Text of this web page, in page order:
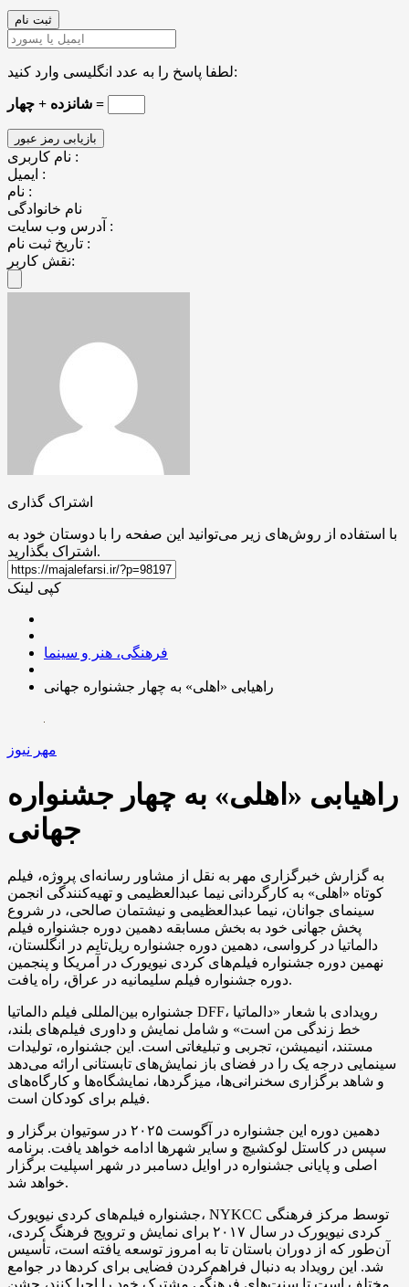
لطفا پاسخ را به عدد انگلیسی وارد کنید:
شانزده + چهار =
نام کاربری :
ایمیل :
نام :
نام خانوادگی
آدرس وب سایت :
تاریخ ثبت نام :
نقش کاربر:
اشتراک گذاری
با استفاده از روش‌های زیر می‌توانید این صفحه را با دوستان خود به
اشتراک بگذارید.
کپی لینک
فرهنگی، هنر و سینما
راهیابی «اهلی» به چهار جشنواره جهانی
مهر نیوز
راهیابی «اهلی» به چهار جشنواره
جهانی
به گزارش خبرگزاری مهر به نقل از مشاور رسانه‌ای پروژه، فیلم
کوتاه «اهلی» به کارگردانی نیما عبدالعظیمی و تهیه‌کنندگی انجمن
سینمای جوانان، نیما عبدالعظیمی و نیشتمان صالحی، در شروع
پخش جهانی خود به بخش مسابقه دهمین دوره جشنواره فیلم
دالماتیا در کرواسی، دهمین دوره جشنواره ریل‌تایم در انگلستان،
نهمین دوره جشنواره فیلم‌های کردی نیویورک در آمریکا و پنجمین
دوره جشنواره فیلم سلیمانیه در عراق، راه یافت.
جشنواره بین‌المللی فیلم دالماتیا DFF، رویدادی با شعار «دالماتیا
خط زندگی من است» و شامل نمایش و داوری فیلم‌های بلند،
مستند، انیمیشن، تجربی و تبلیغاتی است. این جشنواره، تولیدات
سینمایی درجه یک را در فضای باز نمایش‌های تابستانی ارائه می‌دهد
و شاهد برگزاری سخنرانی‌ها، میزگردها، نمایشگاه‌ها و کارگاه‌های
فیلم برای کودکان است.
دهمین دوره این جشنواره در آگوست ۲۰۲۵ در سوتیوان برگزار و
سپس در کاستل لوکشیچ و سایر شهرها ادامه خواهد یافت. برنامه
اصلی و پایانی جشنواره در اوایل دسامبر در شهر اسپلیت برگزار
خواهد شد.
جشنواره فیلم‌های کردی نیویورک، NYKCC توسط مرکز فرهنگی
کردی نیویورک در سال ۲۰۱۷ برای نمایش و ترویج فرهنگ کردی،
آن‌طور که از دوران باستان تا به امروز توسعه یافته است، تأسیس
شد. این رویداد به دنبال فراهم‌کردن فضایی برای کردها در جوامع
مختلف است تا سنت‌های فرهنگی مشترک خود را احیا کنند، جشن